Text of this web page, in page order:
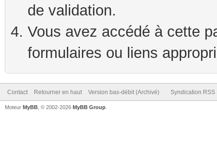
de validation.
Vous avez accédé à cette
formulaires ou liens
Contact Retourner en haut Version bas-débit (Archivé) Syndication RSS
Moteur MyBB , © 2002-2026 MyBB Group